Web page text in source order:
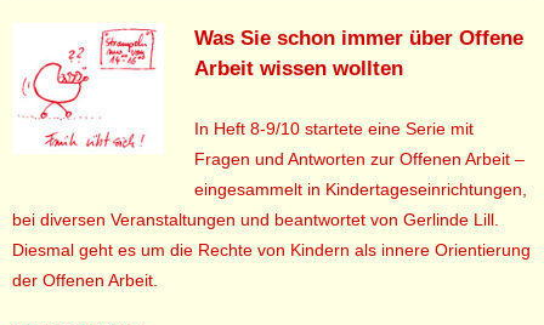
Was Sie schon immer über Offene
Arbeit wissen wollten
In Heft 8-9/10 startete eine Serie mit
Fragen und Antworten zur Offenen Arbeit –
eingesammelt in Kindertageseinrichtungen,
bei diversen Veranstaltungen und beantwortet von Gerlinde Lill.
Diesmal geht es um die Rechte von Kindern als innere Orientierung
der Offenen Arbeit.